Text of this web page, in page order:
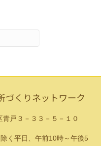
づくりネットワーク
青戸３－３３－５－１０
く平日、午前10時～午後5